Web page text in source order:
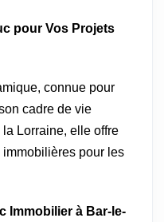
pour Vos Projets
connue pour
cadre de vie
Lorraine, elle offre
pour les
Immobilier à Bar-le-